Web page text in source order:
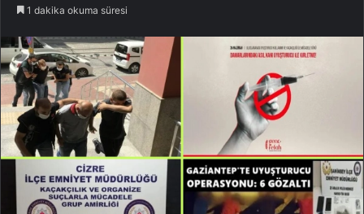
1 dakika okuma süresi